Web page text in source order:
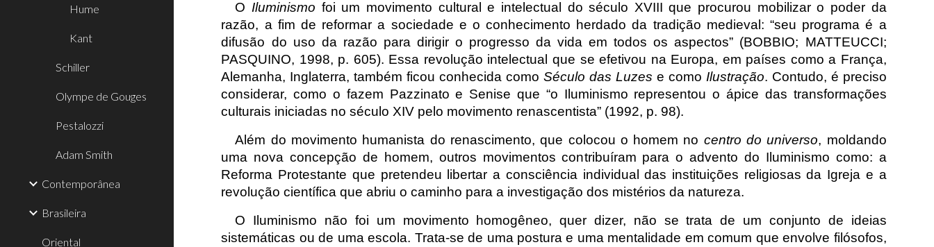
Hume
Kant
Schiller
Olympe de Gouges
Pestalozzi
Adam Smith
Contemporânea
Brasileira
Oriental
O Iluminismo foi um movimento cultural e intelectual do século XVIII que procurou mobilizar o poder da
razão, a fim de reformar a sociedade e o conhecimento herdado da tradição medieval: “seu programa é a
difusão do uso da razão para dirigir o progresso da vida em todos os aspectos” (BOBBIO; MATTEUCCI;
PASQUINO, 1998, p. 605). Essa revolução intelectual que se efetivou na Europa, em países como a França,
Alemanha, Inglaterra, também ficou conhecida comoSéculo das Luzes e como Ilustração. Contudo, é preciso
considerar, como o fazem Pazzinato e Senise que “o Iluminismo representou o ápice das transformações
culturais iniciadas no século XIV pelo movimento renascentista” (1992, p. 98).
Além do movimento humanista do renascimento, que colocou o homem no centro do universo, moldando
uma nova concepção de homem, outros movimentos contribuíram para o advento do Iluminismo como: a
Reforma Protestante que pretendeu libertar a consciência individual das instituições religiosas da Igreja e a
revolução científica que abriu o caminho para a investigação dos mistérios da natureza.
O Iluminismo não foi um movimento homogêneo, quer dizer, não se trata de um conjunto de ideias
sistemáticas ou de uma escola. Trata-se de uma postura e uma mentalidade em comum que envolve filósofos,